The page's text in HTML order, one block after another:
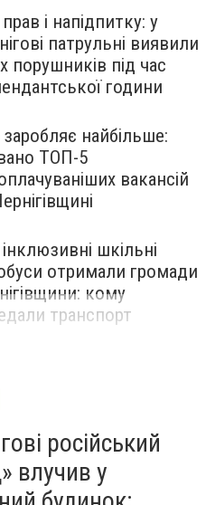
і напідпитку: у
патрульні виявили
порушників під час
години
найбільше:
ТОП-5
вакансій
шкільні
отримали громади
кому
транспорт
російський
влучив у